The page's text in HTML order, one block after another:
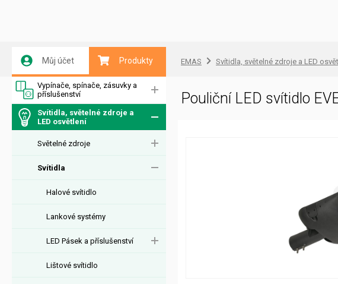
Můj účet Produkty
Vypínače, spínače, zásuvky a
příslušenství
Svítidla, světelné zdroje a
LED osvětlení
Světelné zdroje
Svítidla
Halové svítidlo
Lankové systémy
LED Pásek a příslušenství
Lištové svítidlo
EMAS Svítidla, světelné zdroje a LED
Pouliční LED svítidlo